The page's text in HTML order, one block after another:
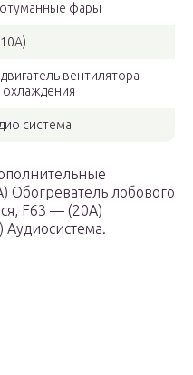
фары
вентилятора
система
Обогреватель лобового
F63 — (20А)